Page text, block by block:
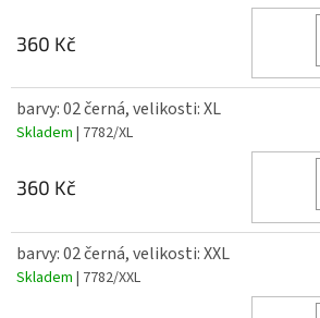
360 Kč
barvy: 02 černá, velikosti: XL
Skladem | 7782/XL
360 Kč
barvy: 02 černá, velikosti: XXL
Skladem | 7782/XXL